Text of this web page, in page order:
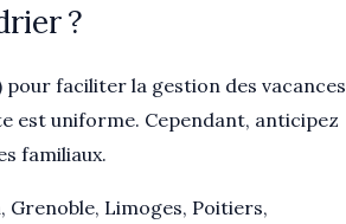
?
faciliter la gestion des vacances
est uniforme. Cependant, anticipez
familiaux.
Grenoble, Limoges, Poitiers,